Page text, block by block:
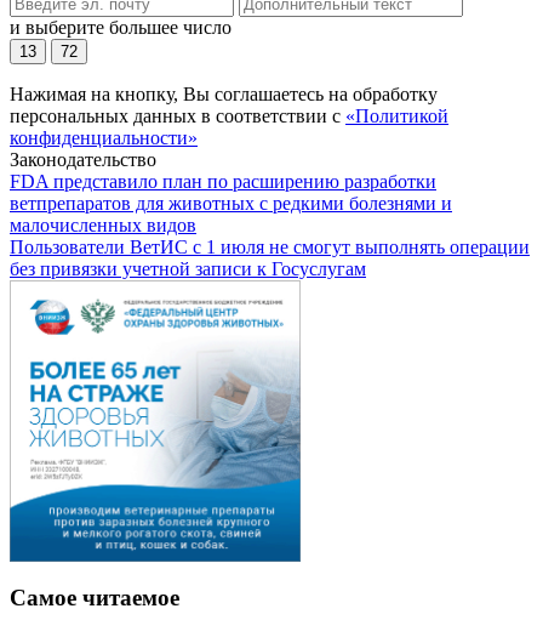
и выберите большее число
13 72
Нажимая на кнопку, Вы соглашаетесь на обработку
персональных данных в соответствии с «Политикой
конфиденциальности»
Законодательство
FDA представило план по расширению разработки
ветпрепаратов для животных с редкими болезнями и
малочисленных видов
Пользователи ВетИС с 1 июля не смогут выполнять операции
без привязки учетной записи к Госуслугам
Самое читаемое